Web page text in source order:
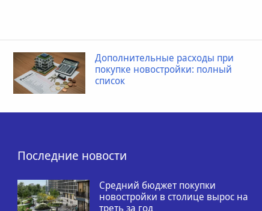
Дополнительные расходы при
покупке новостройки: полный
список
Последние новости
Средний бюджет покупки
новостройки в столице вырос на
треть за год